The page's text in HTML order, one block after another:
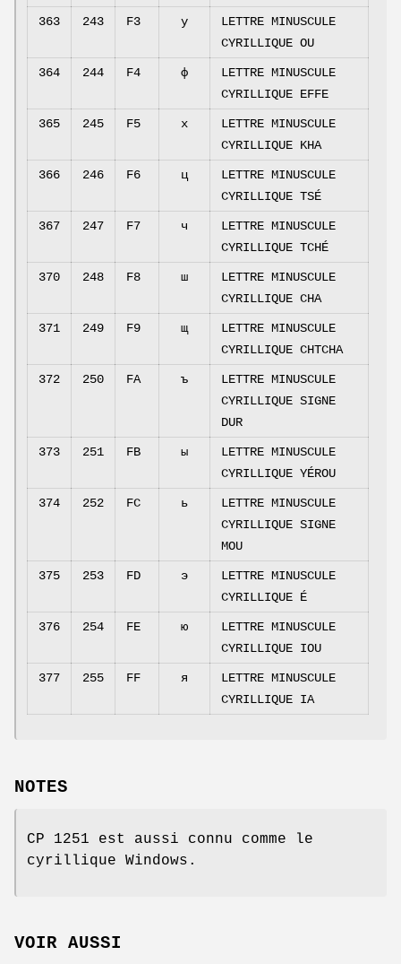
363 243 F3 у
LETTRE MINUSCULE
CYRILLIQUE OU
364 244 F4 ф
LETTRE MINUSCULE
CYRILLIQUE EFFE
365 245 F5 х
LETTRE MINUSCULE
CYRILLIQUE KHA
366 246 F6 ц
LETTRE MINUSCULE
CYRILLIQUE TSÉ
367 247 F7 ч
LETTRE MINUSCULE
CYRILLIQUE TCHÉ
370 248 F8 ш
LETTRE MINUSCULE
CYRILLIQUE CHA
371 249 F9 щ
LETTRE MINUSCULE
CYRILLIQUE CHTCHA
372 250 FA ъ
LETTRE MINUSCULE
CYRILLIQUE SIGNE
DUR
373 251 FB ы
LETTRE MINUSCULE
CYRILLIQUE YÉROU
374 252 FC ь
LETTRE MINUSCULE
CYRILLIQUE SIGNE
MOU
375 253 FD э
LETTRE MINUSCULE
CYRILLIQUE É
376 254 FE ю
LETTRE MINUSCULE
CYRILLIQUE IOU
377 255 FF я
LETTRE MINUSCULE
CYRILLIQUE IA
NOTES
CP 1251 est aussi connu comme le
cyrillique Windows.
VOIR AUSSI